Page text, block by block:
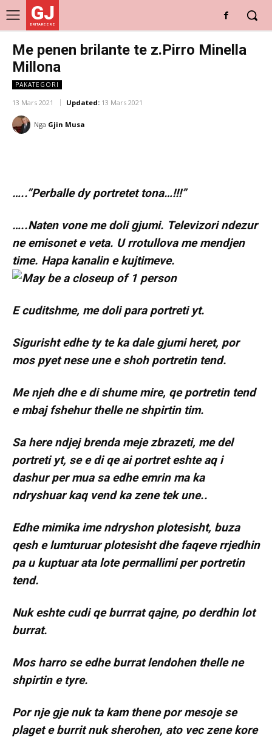
GJ
DRITARE E RE
Me penen brilante te z.Pirro Minella
Millona
PAKATEGORI
13 Mars 2021 Updated: 13 Mars 2021
Nga Gjin Musa
…..”Perballe dy portretet tona…!!!”
…..Naten vone me doli gjumi. Televizori ndezur
ne emisonet e veta. U rrotullova me mendjen
time. Hapa kanalin e kujtimeve.
E cuditshme, me doli para portreti yt.
Sigurisht edhe ty te ka dale gjumi heret, por
mos pyet nese une e shoh portretin tend.
Me njeh dhe e di shume mire, qe portretin tend
e mbaj fshehur thelle ne shpirtin tim.
Sa here ndjej brenda meje zbrazeti, me del
portreti yt, se e di qe ai portret eshte aq i
dashur per mua sa edhe emrin ma ka
ndryshuar kaq vend ka zene tek une..
Edhe mimika ime ndryshon plotesisht, buza
qesh e lumturuar plotesisht dhe faqeve rrjedhin
pa u kuptuar ata lote permallimi per portretin
tend.
Nuk eshte cudi qe burrrat qajne, po derdhin lot
burrat.
Mos harro se edhe burrat lendohen thelle ne
shpirtin e tyre.
Por nje gje nuk ta kam thene por mesoje se
plaget e burrit nuk sherohen, ato vec zene kore